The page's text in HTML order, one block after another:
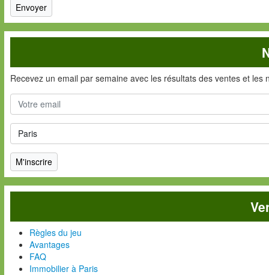
Recevez un email par semaine avec les résultats des ventes et
Règles du jeu
Avantages
FAQ
Immobilier à Paris